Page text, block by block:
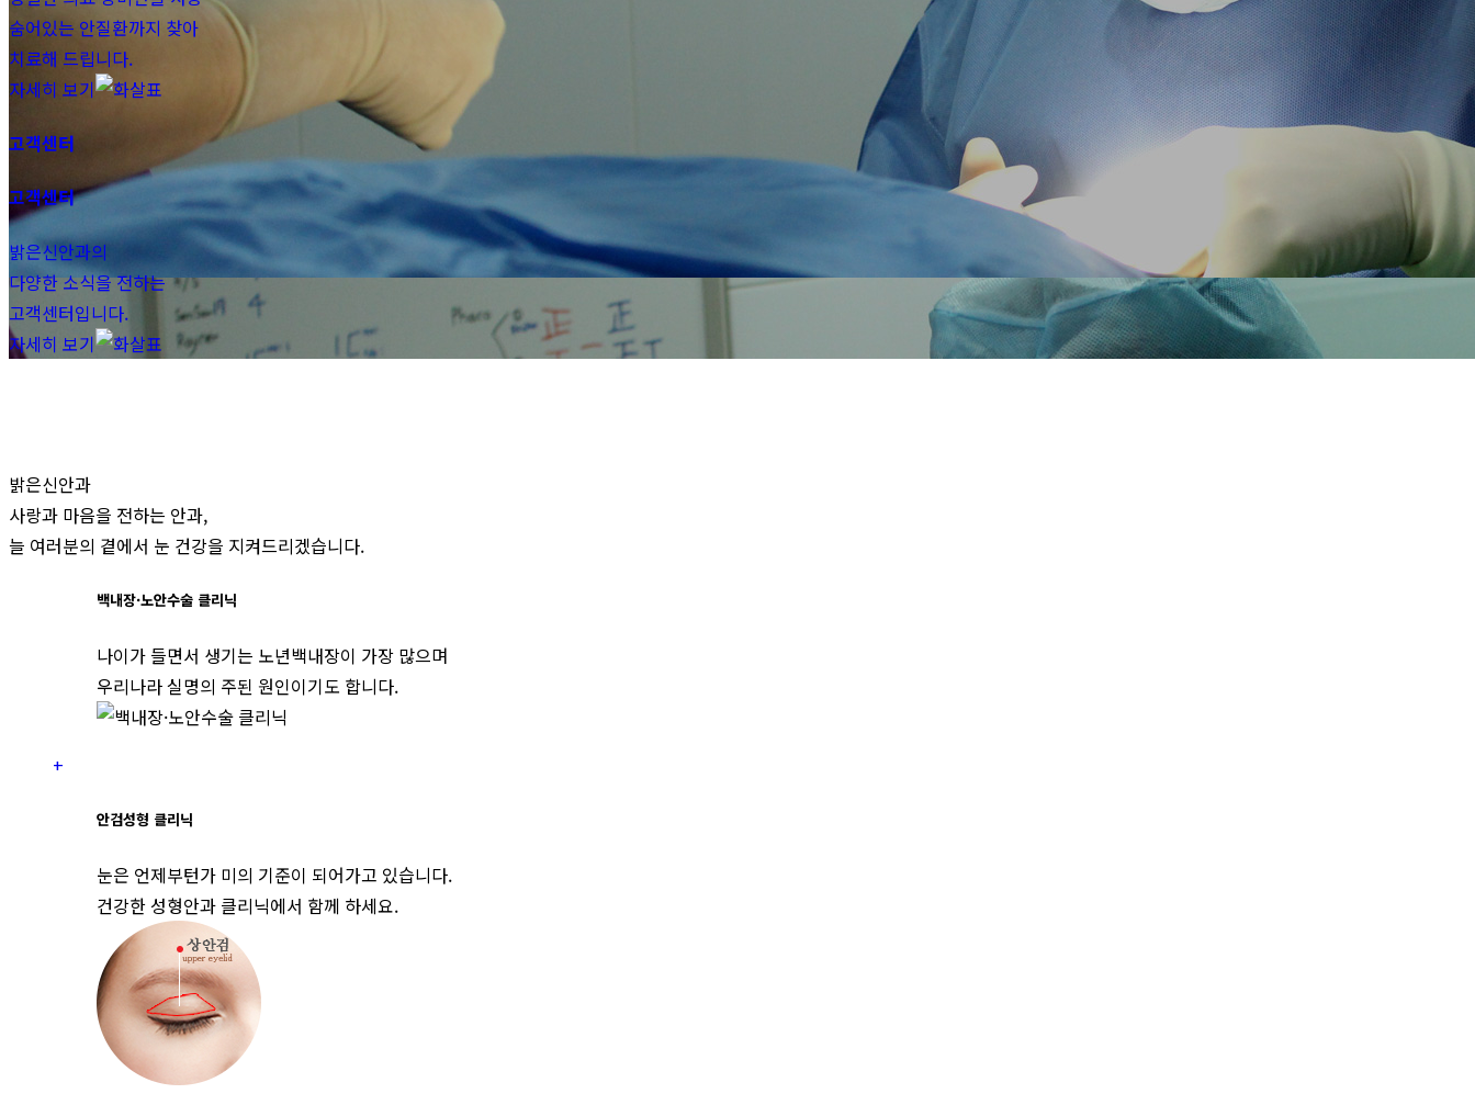
숨어있는 안질환까지 찾아
치료해 드립니다.
자세히 보기
고객센터
고객센터
밝은신안과의
다양한 소식을 전하는
고객센터입니다.
자세히 보기
밝은신안과
사랑과 마음을 전하는 안과,
늘 여러분의 곁에서 눈 건강을 지켜드리겠습니다.
백내장·노안수술 클리닉
나이가 들면서 생기는 노년백내장이 가장 많으며
우리나라 실명의 주된 원인이기도 합니다.
+
안검성형 클리닉
눈은 언제부턴가 미의 기준이 되어가고 있습니다.
건강한 성형안과 클리닉에서 함께 하세요.